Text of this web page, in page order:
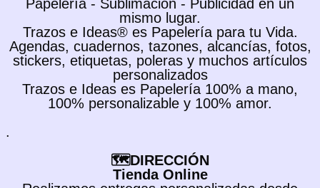
Papelería - Sublimación - Publicidad en un
mismo lugar.
Trazos e Ideas® es Papelería para tu Vida.
Agendas, cuadernos, tazones, alcancías, fotos,
stickers, etiquetas, poleras y muchos artículos
personalizados
Trazos e Ideas es Papelería 100% a mano,
100% personalizable y 100% amor.
.
🗺️DIRECCIÓN
Tienda Online